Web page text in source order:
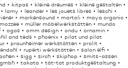
kitpas kleine dreumes
kleine gestalten
lamy leander les jouets libres
leschi
markensound martoli
maya organic
mozzee müller möbelwerkstätten
mundo
ogas omm design ondu
ornamin
and teds phoenix
pilat und pilat
praunheimer werkstätten
prolit
ruperti werkstätten
salon elfi
sigg sirch skiphop
smits-assen
takata
tät-tat produktgestaltung